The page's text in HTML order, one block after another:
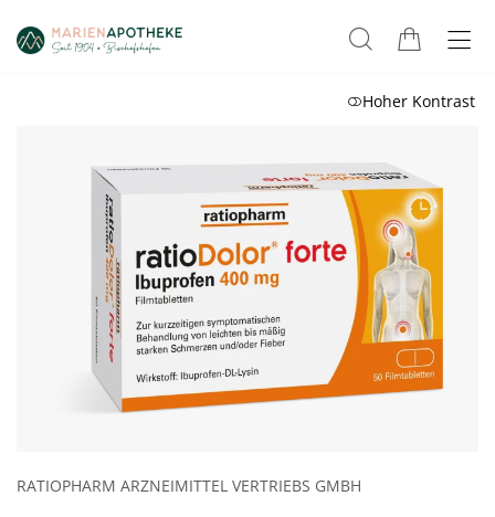
Hoher Kontrast
RATIOPHARM ARZNEIMITTEL VERTRIEBS GMBH